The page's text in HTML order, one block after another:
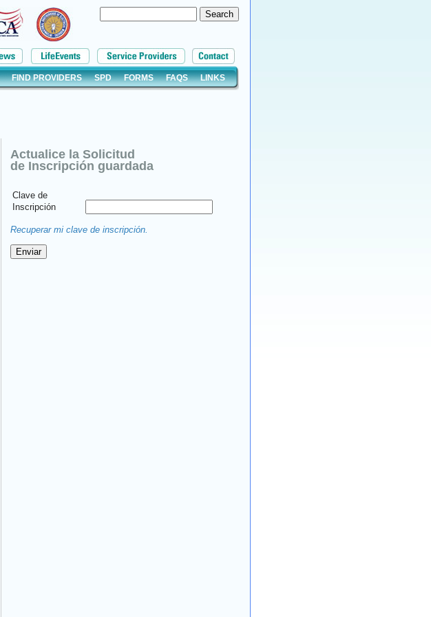
FIND PROVIDERS SPD FORMS FAQS LINKS
Actualice la Solicitud
de Inscripción guardada
Clave de
Inscripción
Recuperar mi clave de inscripción.